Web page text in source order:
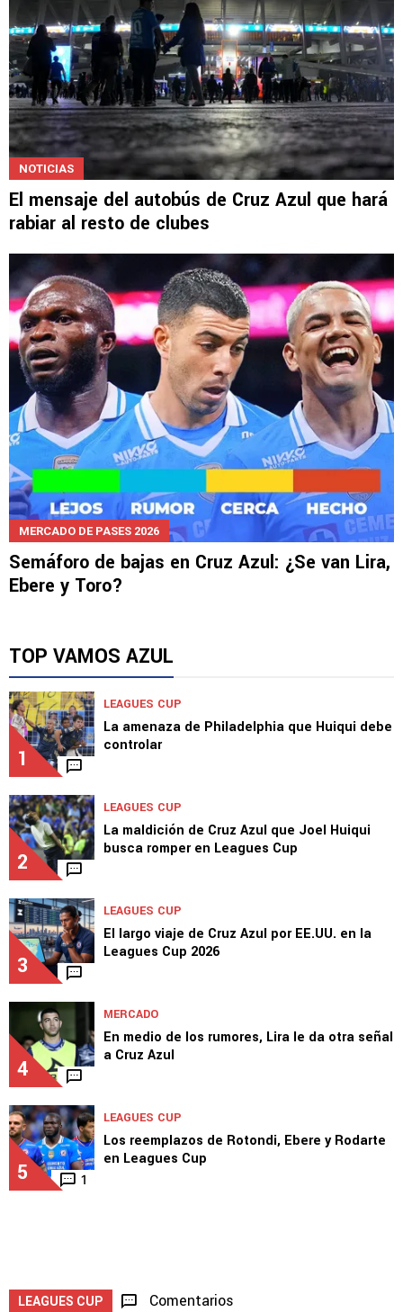
NOTICIAS
El mensaje del autobús de Cruz Azul que hará
rabiar al resto de clubes
MERCADO DE PASES 2026
Semáforo de bajas en Cruz Azul: ¿Se van Lira,
Ebere y Toro?
TOP VAMOS AZUL
1
LEAGUES CUP
La amenaza de Philadelphia que Huiqui debe
controlar
2
LEAGUES CUP
La maldición de Cruz Azul que Joel Huiqui
busca romper en Leagues Cup
3
LEAGUES CUP
El largo viaje de Cruz Azul por EE.UU. en la
Leagues Cup 2026
4
MERCADO
En medio de los rumores, Lira le da otra señal
a Cruz Azul
5 1
LEAGUES CUP
Los reemplazos de Rotondi, Ebere y Rodarte
en Leagues Cup
LEAGUES CUP Comentarios